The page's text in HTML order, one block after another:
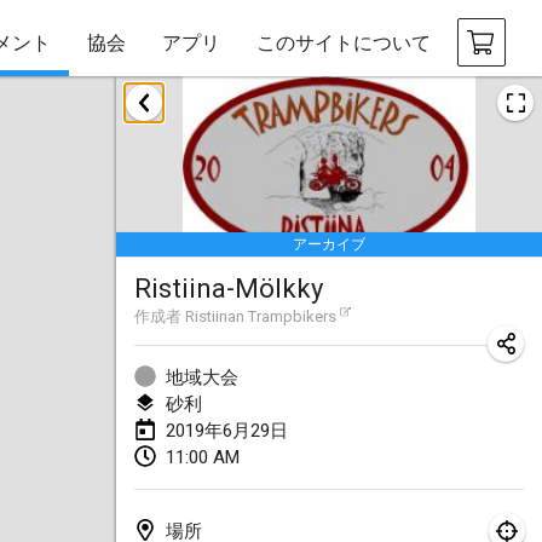
ント 協会 アプリ このサイトについて
アーカイブ
Ristiina-Mölkky
作成者 Ristiinan Trampbikers
地域大会
砂利
2019年6月29日
11:00 AM
場所
2019年1月
New Year's Throw Mölkky
2019年1月1日|チェコ
Tournoi Mixte ASPTTOM
2019年1月20日|フランス
Tournoi d'Hiver
2019年1月26日
Liekki Cup
2019年1月26日